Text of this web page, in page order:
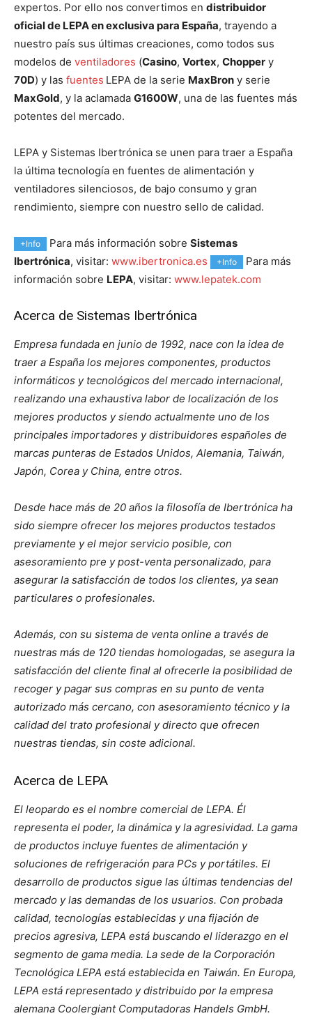
expertos. Por ello nos convertimos en distribuidor
oficial de LEPA en exclusiva para España, trayendo a
nuestro país sus últimas creaciones, como todos sus
modelos de ventiladores (Casino, Vortex, Chopper y
70D) y las fuentes LEPA de la serie MaxBron y serie
MaxGold, y la aclamada G1600W, una de las fuentes más
potentes del mercado.
LEPA y Sistemas Ibertrónica se unen para traer a España
la última tecnología en fuentes de alimentación y
ventiladores silenciosos, de bajo consumo y gran
rendimiento, siempre con nuestro sello de calidad.
+Info Para más información sobre Sistemas
Ibertrónica, visitar: www.ibertronica.es +Info
Para más
información sobre LEPA, visitar: www.lepatek.com
Acerca de Sistemas Ibertrónica
Empresa fundada en junio de 1992, nace con la idea de
traer a España los mejores componentes, productos
informáticos y tecnológicos del mercado internacional,
realizando una exhaustiva labor de localización de los
mejores productos y siendo actualmente uno de los
principales importadores y distribuidores españoles de
marcas punteras de Estados Unidos, Alemania, Taiwán,
Japón, Corea y China, entre otros.
Desde hace más de 20 años la filosofía de Ibertrónica ha
sido siempre ofrecer los mejores productos testados
previamente y el mejor servicio posible, con
asesoramiento pre y post-venta personalizado, para
asegurar la satisfacción de todos los clientes, ya sean
particulares o profesionales.
Además, con su sistema de venta online a través de
nuestras más de 120 tiendas homologadas, se asegura la
satisfacción del cliente final al ofrecerle la posibilidad de
recoger y pagar sus compras en su punto de venta
autorizado más cercano, con asesoramiento técnico y la
calidad del trato profesional y directo que ofrecen
nuestras tiendas, sin coste adicional.
Acerca de LEPA
El leopardo es el nombre comercial de LEPA. Él
representa el poder, la dinámica y la agresividad. La gama
de productos incluye fuentes de alimentación y
soluciones de refrigeración para PCs y portátiles. El
desarrollo de productos sigue las últimas tendencias del
mercado y las demandas de los usuarios. Con probada
calidad, tecnologías establecidas y una fijación de
precios agresiva, LEPA está buscando el liderazgo en el
segmento de gama media. La sede de la Corporación
Tecnológica LEPA está establecida en Taiwán. En Europa,
LEPA está representado y distribuido por la empresa
alemana Coolergiant Computadoras Handels GmbH.